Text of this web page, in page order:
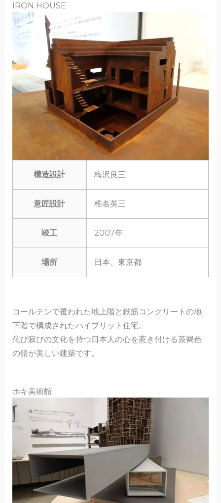
IRON HOUSE
構造設計 梅沢良三
意匠設計 椎名英三
竣工 2007年
場所 日本、東京都
コールテンで覆われた地上階と鉄筋コンクリートの地
下階で構成されたハイブリット住宅。
侘び寂びの文化を持つ日本人の心を惹き付ける茶褐色
の錆が美しい建築です。
ホキ美術館